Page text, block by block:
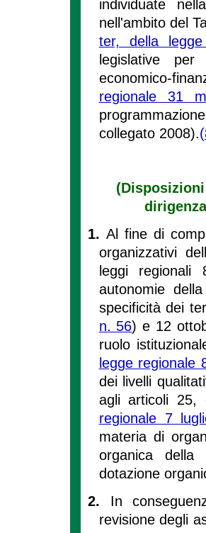
individuate
nell'ambito del
ter, della
legislative
economico-
regionale 31
collegato 2008).
1. Al fine di
organizzativi
leggi
autonomie
specificità dei
n. 56) e 12
ruolo
legge regionale
dei livelli
agli articoli
regionale 7
materia di
organica
dotazione
2. In
revisione degli